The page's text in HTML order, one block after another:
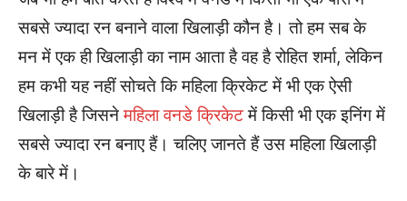
सबसे ज्यादा रन बनाने वाला खिलाड़ी कौन है। तो हम सब के
मन में एक ही खिलाड़ी का नाम आता है वह है रोहित शर्मा, लेकिन
हम कभी यह नहीं सोचते कि महिला क्रिकेट में भी एक ऐसी
खिलाड़ी है जिसनेमहिला वनडे क्रिकेटमें किसी भी एक इनिंग में
सबसे ज्यादा रन बनाए हैं। चलिए जानते हैं उस महिला खिलाड़ी
के बारे में।